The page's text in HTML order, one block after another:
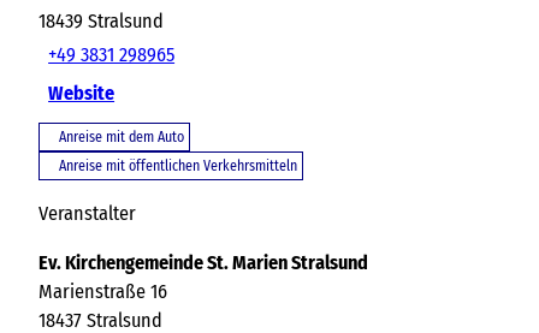
18439 Stralsund
+49 3831 298965
Website
Anreise mit dem Auto
Anreise mit öffentlichen Verkehrsmitteln
Veranstalter
Ev. Kirchengemeinde St. Marien Stralsund
Marienstraße 16
18437 Stralsund